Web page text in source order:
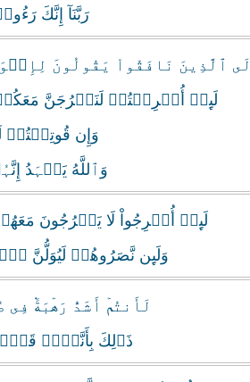
رَبَّنَآ إِنَّكَ
ٱلَّذِينَ نَافَقُواْ يَقُولُونَ
لَٮِٕنۡ أُخۡرِجۡتُمۡ لَنَخۡرُجَنَّ مَعَكُمۡ
وَإِن قُوتِلۡتُمۡ
وَٱللَّهُ يَشۡہَدُ
لَٮِٕنۡ أُخۡرِجُواْ لَا يَخۡرُجُونَ مَعَهُمۡ
وَلَٮِٕن نَّصَرُوهُمۡ لَيُوَلُّنَّ
لَأَنتُمۡ أَشَدُّ رَهۡبَةً۬
ذَٲلِكَ بِأَنَّہُمۡ